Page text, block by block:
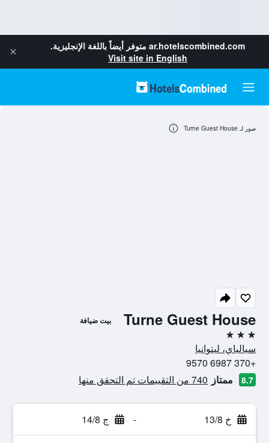
ar.hotelscombined.com متوفر أيضاً باللغة الإنجليزية.
Visit site in English
Turne Guest House بيت ضيافة
3 نجوم
سيالياي، ليتوانيا
+370 6987 9570
8.7 ممتاز 740 من التقييمات تم التحقق منها
خ 13/8 - ج 14/8
صور لـ Turne Guest House